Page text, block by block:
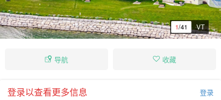
1/41 VT
导航 收藏
登录以查看更多信息 登录